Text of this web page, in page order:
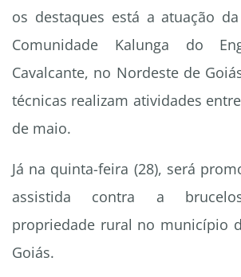
os destaques está a atuação
Comunidade Kalunga do
Cavalcante, no Nordeste de
técnicas realizam atividades
de maio.
Já na quinta-feira (28), será
assistida contra a
propriedade rural no município
Goiás.